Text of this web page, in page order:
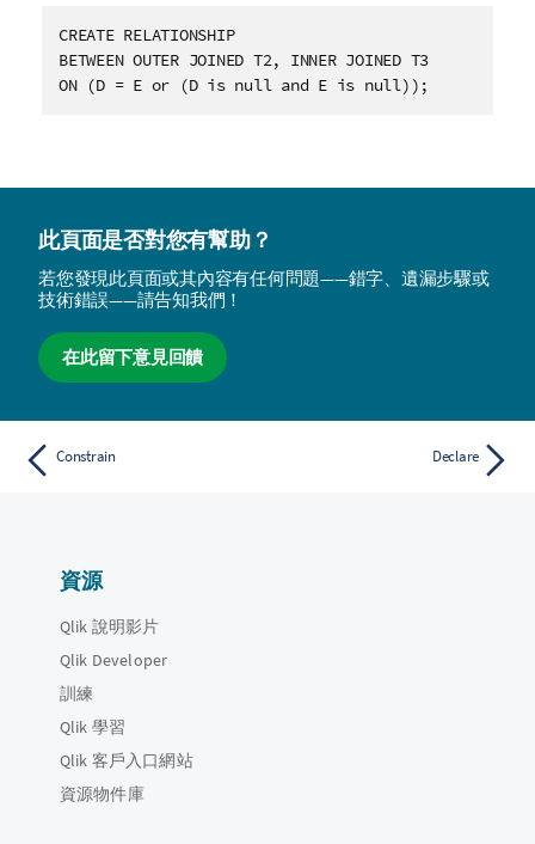
CREATE RELATIONSHIP
BETWEEN OUTER JOINED T2, INNER JOINED T3
ON (D = E or (D is null and E is null));
此頁面是否對您有幫助？
若您發現此頁面或其內容有任何問題——錯字、遺漏步驟或
技術錯誤——請告知我們！
在此留下意見回饋
Constrain Declare
資源
Qlik 說明影片
Qlik Developer
訓練
Qlik 學習
Qlik 客戶入口網站
資源物件庫